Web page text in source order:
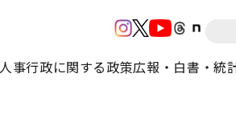
人事行政に関する政策広報・白書・統